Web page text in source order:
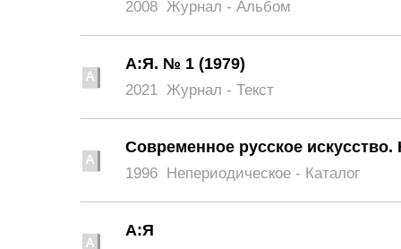
2008 Журнал - Альбом
А:Я. № 1 (1979)
2021 Журнал - Текст
Современное русское
1996 Непериодическое - Каталог
А:Я